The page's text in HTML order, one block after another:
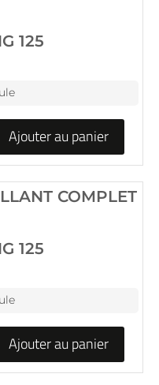
125
Ajouter au panier
COMPLET
125
Ajouter au panier